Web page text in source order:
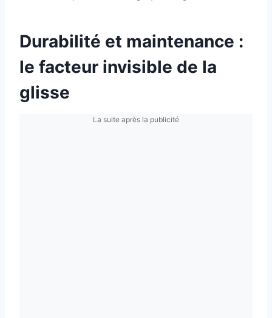
Durabilité et maintenance :
le facteur invisible de la
glisse
La suite après la publicité